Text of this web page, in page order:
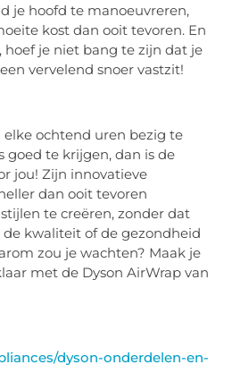
je hoofd te manoeuvreren,
kost dan ooit tevoren. En
hoef je niet bang te zijn dat je
vervelend snoer vastzit!
ochtend uren bezig te
goed te krijgen, dan is de
jou! Zijn innovatieve
dan ooit tevoren
te creëren, zonder dat
kwaliteit of de gezondheid
zou je wachten? Maak je
met de Dyson AirWrap van
dyson-onderdelen-en-